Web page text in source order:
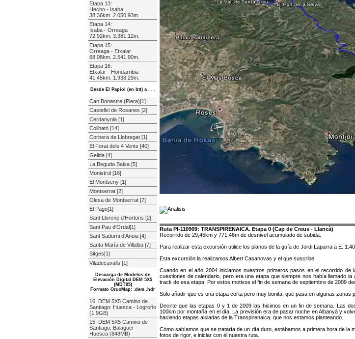
Etapa 13:
Hecho - Isaba
38,36km. 2.050,93m.
Etapa 14:
Isaba - Orreaga
72,92km. 3.381,12m.
Etapa 15:
Orreaga - Etxalar
68,08km. 2.541,90m.
Etapa 16:
Etxalar - Hondarribia
41,45km. 1.938,29m.
Desde El Papiol (en btt) a . . .
Can Bonastre (Piera)[1]
Castellvi de Rosanes [2]
Cerdanyola [1]
Collbató [14]
Corbera de Llobregat [1]
El Forat dels 4 Vents [40]
Gelida [4]
La Beguda Baixa [5]
Monistrol [16]
El Montseny [1]
Montserrat [2]
Olesa de Montserrat [7]
El Pago[1]
Sant Llorenç d'Hortons [2]
Sant Pau d'Ordal[1]
Sant Sadurni d'Anoia [4]
Santa María de Villalba [7]
Sitges[1]
Viladecavalls [1]
Descarga de Modelos de
Elevación Digital DEM 5X5
(MDT05)
Formato OruxMap: .dem .hdr
16. DEM 5X5 Camino de
Santiago: Huesca - Logroño
(1,9GB)
15. DEM 5X5 Camino de
Santiago: Balaguer -
Huesca (848MB)
Ruta PI-110909: TRANSPIRENAICA. Etapa 0 (Cap de Creus - Llancà)
Recorrido de 29,45km y 771,46m de desnivel acumulado de subida.
Para realizar esta excursión utilice los planos de la guía de Jordi Laparra a E.
Esta excursión la realizamos Albert Casanovas y el que suscribe.
Cuando en el año 2004 iniciamos nuestros primeros pasos en el recorrido
cuestiones de calendario, pero era una etapa que siempre nos había llamado
track de esa etapa. Por estos motivos el fin de semana de septiembre de 2009
Solo añadir que es una etapa corta pero muy bonita, que pasa en algunas zonas
Decirte que las etapas 0 y 1 de 2009 las hicimos en un fin de semana. Las
100km por montaña en el día. La previsión era de pasar noche en Albanyà y
haciendo etapas aisladas de la Transpirenaica, que nos estamos planteando.
Cómo sabíamos que se trataría de un día duro, estábamos a primera hora de la
fotos de rigor, e iniciar con él nuestra ruta.